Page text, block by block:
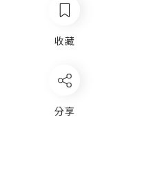
收藏
分享